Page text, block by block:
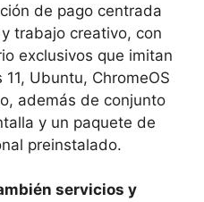
de pago centrada
trabajo creativo, con
exclusivos que imitan
Ubuntu, ChromeOS
además de conjunto
y un paquete de
preinstalado.
servicios y